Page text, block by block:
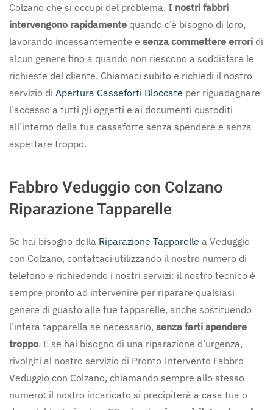
Colzano che si occupi del problema. I nostri fabbri
intervengono rapidamente quando c’è bisogno di loro,
lavorando incessantemente e senza commettere errori di
alcun genere fino a quando non riescono a soddisfare le
richieste del cliente. Chiamaci subito e richiedi il nostro
servizio di Apertura Casseforti Bloccate per riguadagnare
l’accesso a tutti gli oggetti e ai documenti custoditi
all’interno della tua cassaforte senza spendere e senza
aspettare troppo.
Fabbro Veduggio con Colzano
Riparazione Tapparelle
Se hai bisogno della Riparazione Tapparelle a Veduggio
con Colzano, contattaci utilizzando il nostro numero di
telefono e richiedendo i nostri servizi: il nostro tecnico è
sempre pronto ad intervenire per riparare qualsiasi
genere di guasto alle tue tapparelle, anche sostituendo
l’intera tapparella se necessario, senza farti spendere
troppo. E se hai bisogno di una riparazione d’urgenza,
rivolgiti al nostro servizio di Pronto Intervento Fabbro
Veduggio con Colzano, chiamando sempre allo stesso
numero: il nostro incaricato si precipiterà a casa tua o